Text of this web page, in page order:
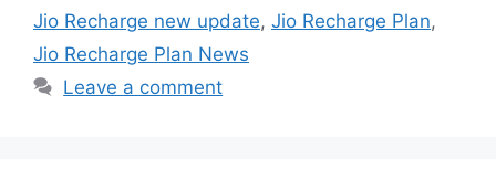
Jio Recharge new update, Jio Recharge Plan,
Jio Recharge Plan News
Leave a comment